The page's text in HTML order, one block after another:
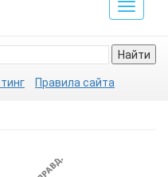
Toggle
Найти
Правила сайта